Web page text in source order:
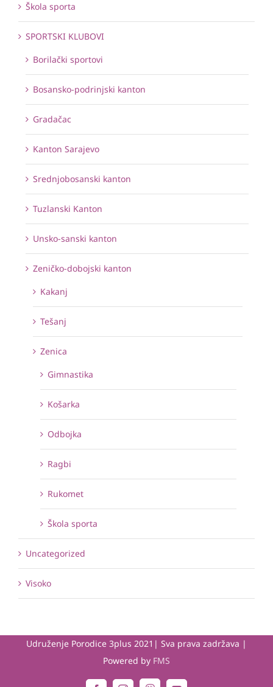
Škola sporta
SPORTSKI KLUBOVI
Borilački sportovi
Bosansko-podrinjski kanton
Gradačac
Kanton Sarajevo
Srednjobosanski kanton
Tuzlanski Kanton
Unsko-sanski kanton
Zeničko-dobojski kanton
Kakanj
Tešanj
Zenica
Gimnastika
Košarka
Odbojka
Ragbi
Rukomet
Škola sporta
Uncategorized
Visoko
Udruženje Porodice 3plus 2021| Sva prava zadržava |
Powered by FMS